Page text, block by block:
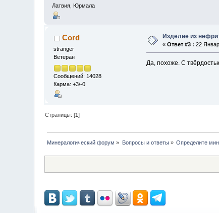
Латвия, Юрмала
Cord
stranger
Ветеран
Сообщений: 14028
Карма: +3/-0
Изделие из
«Ответ #3 : 22
Да, похоже. С
Страницы: [1]
Минералогический форум » Вопросы и ответы» Определите